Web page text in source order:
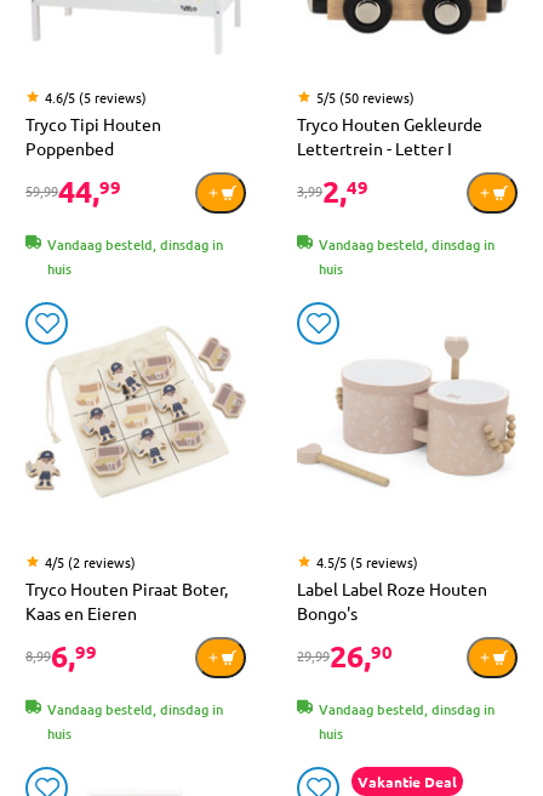
4.6/5 (5 reviews)
Tryco Tipi Houten
Poppenbed
59,9944,99
Vandaag besteld, dinsdag in
huis
5/5 (50 reviews)
Tryco Houten Gekleurde
Lettertrein - Letter I
3,992,49
Vandaag besteld, dinsdag in
huis
4/5 (2 reviews)
Tryco Houten Piraat Boter,
Kaas en Eieren
8,996,99
Vandaag besteld, dinsdag in
huis
4.5/5 (5 reviews)
Label Label Roze Houten
Bongo's
29,9926,90
Vandaag besteld, dinsdag in
huis
Vakantie Deal